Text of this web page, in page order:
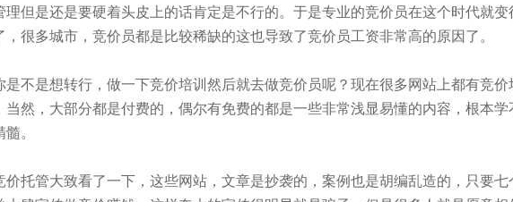
理但是还是要硬着头皮上的话肯定是不行的。于是专业的竞价员在这个时代就变
，很多城市，竞价员都是比较稀缺的这也导致了竞价员工资非常高的原因了。
是想转行，做一下竞价培训然后就去做竞价员呢？现在很多网站上都有竞价
当然，大部分都是付费的，偶尔有免费的都是一些非常浅显易懂的内容，根本学
。
管大致看了一下，这些网站，文章是抄袭的，案例也是胡编乱造的，只要七